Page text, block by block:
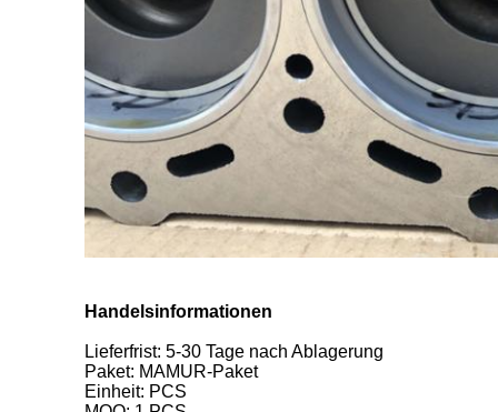
Handelsinformationen
Lieferfrist: 5-30 Tage nach Ablagerung
Paket: MAMUR-Paket
Einheit: PCS